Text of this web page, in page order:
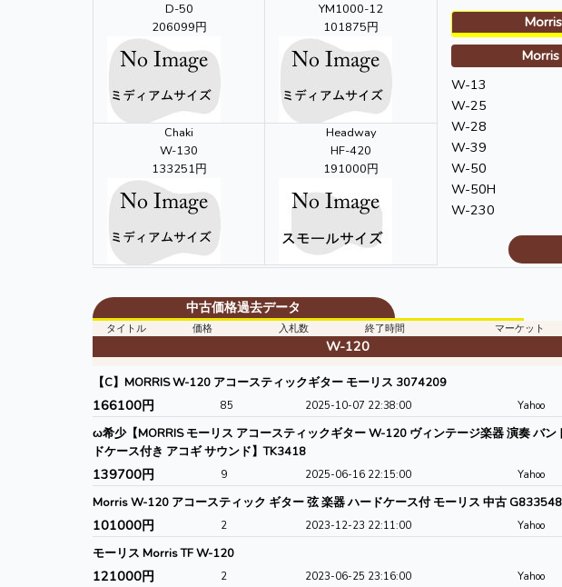
D-50
206099円
YM1000-12
101875円
Chaki
W-130
133251円
Headway
HF-420
191000円
W-13
W-25
W-28
W-39
W-50
W-50H
W-230
中古価格過去データ
タイトル 価格 入札数 終了時間 マーケット
W-120
【C】MORRIS W-120 アコースティックギター モーリス 3074209
166100円 85 2025-10-07 22:38:00 Yahoo
ω希少【MORRIS モーリス アコースティックギター W-120 ヴィンテージ楽器 演奏 バン
ドケース付き アコギ サウンド】TK3418
139700円 9 2025-06-16 22:15:00 Yahoo
Morris W-120 アコースティック ギター 弦 楽器 ハードケース付 モーリス 中古
101000円 2 2023-12-23 22:11:00 Yahoo
モーリス Morris TF W-120
121000円 2 2023-06-25 23:16:00 Yahoo